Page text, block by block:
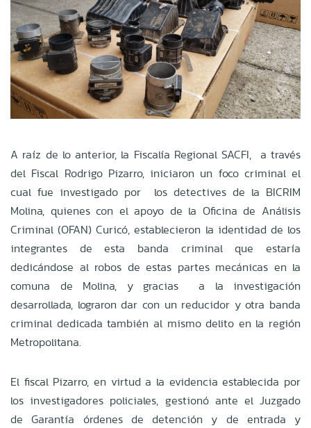
A raíz de lo anterior, la Fiscalía Regional SACFI, a través
del Fiscal Rodrigo Pizarro, iniciaron un foco criminal el
cual fue investigado por los detectives de la BICRIM
Molina, quienes con el apoyo de la Oficina de Análisis
Criminal (OFAN) Curicó, establecieron la identidad de los
integrantes de esta banda criminal que estaría
dedicándose al robos de estas partes mecánicas en la
comuna de Molina, y gracias a la investigación
desarrollada, lograron dar con un reducidor y otra banda
criminal dedicada también al mismo delito en la región
Metropolitana.
El fiscal Pizarro, en virtud a la evidencia establecida por
los investigadores policiales, gestionó ante el Juzgado
de Garantía órdenes de detención y de entrada y